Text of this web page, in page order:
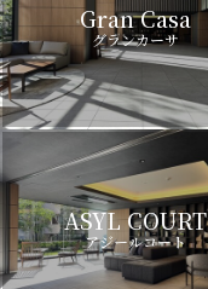
Gran Casa
グランカーサ
ASYL COURT
アジールコート